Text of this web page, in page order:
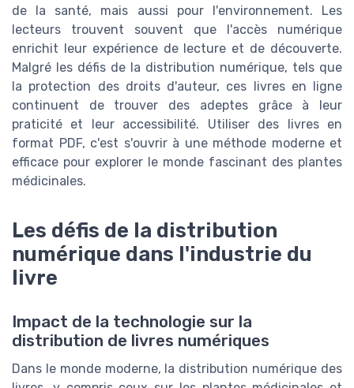
de la santé, mais aussi pour l'environnement. Les
lecteurs trouvent souvent que l'accès numérique
enrichit leur expérience de lecture et de découverte.
Malgré les défis de la distribution numérique, tels que
la protection des droits d'auteur, ces livres en ligne
continuent de trouver des adeptes grâce à leur
praticité et leur accessibilité. Utiliser des livres en
format PDF, c'est s'ouvrir à une méthode moderne et
efficace pour explorer le monde fascinant des plantes
médicinales.
Les défis de la distribution
numérique dans l'industrie du
livre
Impact de la technologie sur la
distribution de livres numériques
Dans le monde moderne, la distribution numérique des